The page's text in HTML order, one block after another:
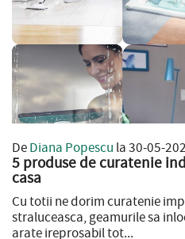
DeDiana Popescu la 30-05-
5 produse de curatenie
casa
Cu totii ne dorim curatenie
straluceasca, geamurile sa
arate ireprosabil tot...